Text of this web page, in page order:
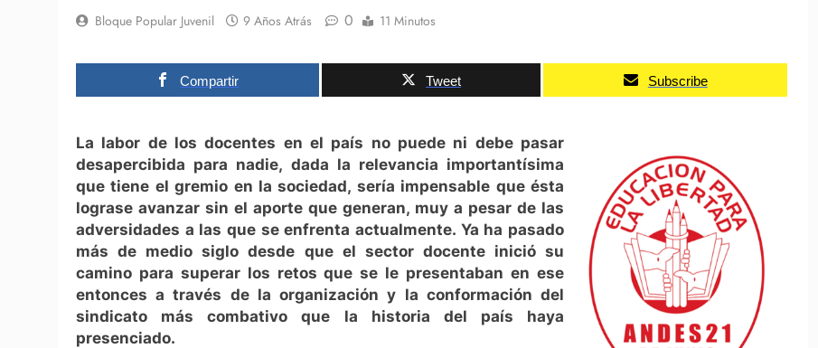
Bloque Popular Juvenil 9 Años Atrás 0 11 Minutos
Compartir Tweet Subscribe
La labor de los docentes en el país no puede ni debe pasar
desapercibida para nadie, dada la relevancia importantísima
que tiene el gremio en la sociedad, sería impensable que ésta
lograse avanzar sin el aporte que generan, muy a pesar de las
adversidades a las que se enfrenta actualmente. Ya ha pasado
más de medio siglo desde que el sector docente inició su
camino para superar los retos que se le presentaban en ese
entonces a través de la organización y la conformación del
sindicato más combativo que la historia del país haya
presenciado.